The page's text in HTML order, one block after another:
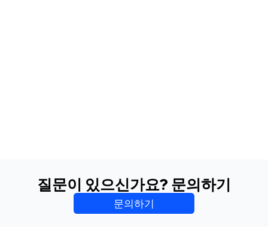
질문이 있으신가요? 문의하기
문의하기